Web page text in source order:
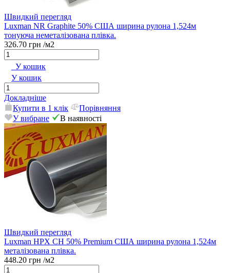
Швидкий перегляд
Luxman NR Graphite 50% США ширина рулона 1,524м
тонуюча неметалізована плівка.
326.70 грн /м2
У кошик
У кошик
Докладніше
Купити в 1 клік
Порівняння
У вибране
В наявності
Швидкий перегляд
Luxman HPX CH 50% Premium США ширина рулона 1,524м
металізована плівка.
448.20 грн /м2